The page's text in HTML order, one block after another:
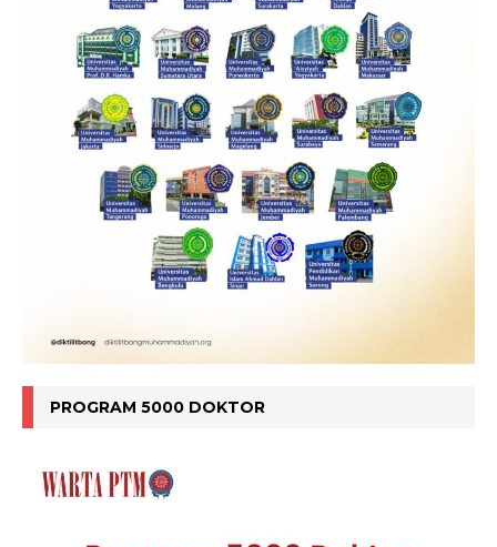
PROGRAM 5000 DOKTOR